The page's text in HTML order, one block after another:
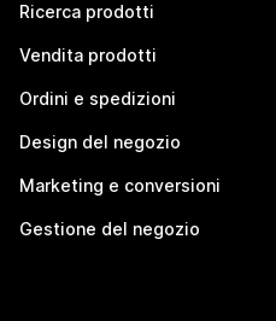
Ricerca prodotti
Vendita prodotti
Ordini e spedizioni
Design del negozio
Marketing e conversioni
Gestione del negozio